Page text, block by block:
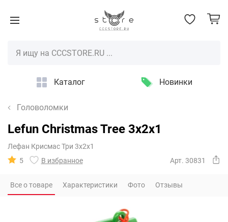
Каталог Новинки
Головоломки
Lefun Christmas Tree 3x2x1
Лефан Крисмас Три 3х2х1
5
В избранное Арт. 30831
Все о товаре Характеристики Фото Отзывы